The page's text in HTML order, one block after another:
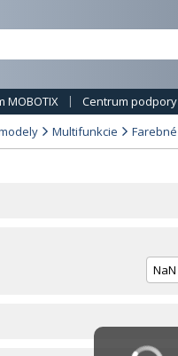
MOBOTIX Centrum podpory
Multifunkcie Farebné